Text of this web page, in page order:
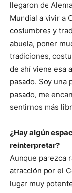
llegaron de
Mundial a vivir a
costumbres y
abuela, poner
tradiciones,
de ahí viene esa
pasado. Soy una
pasado, me
sentirnos más
¿Hay algún
reinterpretar?
Aunque parezca
atracción por el
lugar muy